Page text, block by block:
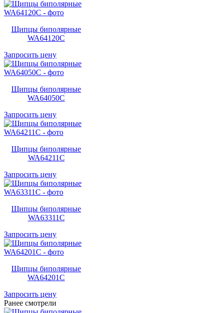
Щипцы биполярные
WA64120C
Запросить цену
Щипцы биполярные
WA64050C
Запросить цену
Щипцы биполярные
WA64211C
Запросить цену
Щипцы биполярные
WA63311C
Запросить цену
Щипцы биполярные
WA64201C
Запросить цену
Ранее смотрели